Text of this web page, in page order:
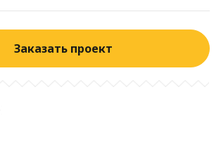
Заказать проект